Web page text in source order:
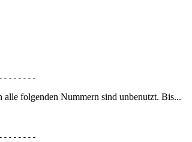
folgenden Nummern sind unbenutzt. Bis...